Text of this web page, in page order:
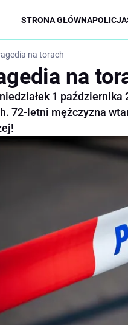
STRONA GŁÓWNAPOLICJA
na torach
na
1 października
72-letni mężczyzna